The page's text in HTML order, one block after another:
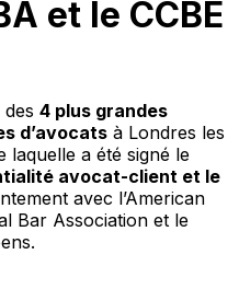
et le CCBE
4 plus grandes
d’avocats à Londres les
laquelle a été signé le
avocat-client et le
avec l’American
Bar Association et le